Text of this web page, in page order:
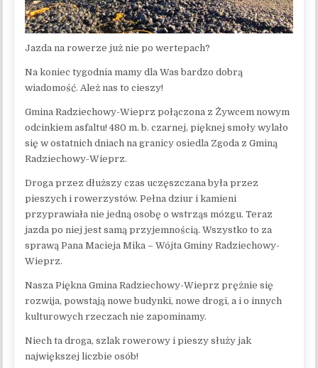
Jazda na rowerze już nie po wertepach?
Na koniec tygodnia mamy dla Was bardzo dobrą
wiadomość. Ależ nas to cieszy!
Gmina Radziechowy-Wieprz połączona z Żywcem nowym
odcinkiem asfaltu! 480 m. b. czarnej, pięknej smoły wylało
się w ostatnich dniach na granicy osiedla Zgoda z Gminą
Radziechowy-Wieprz.
Droga przez dłuższy czas uczęszczana była przez
pieszych i rowerzystów. Pełna dziur i kamieni
przyprawiała nie jedną osobę o wstrząs mózgu. Teraz
jazda po niej jest samą przyjemnością. Wszystko to za
sprawą Pana Macieja Mika – Wójta Gminy Radziechowy-
Wieprz.
Nasza Piękna Gmina Radziechowy-Wieprz prężnie się
rozwija, powstają nowe budynki, nowe drogi, a i o innych
kulturowych rzeczach nie zapominamy.
Niech ta droga, szlak rowerowy i pieszy służy jak
największej liczbie osób!